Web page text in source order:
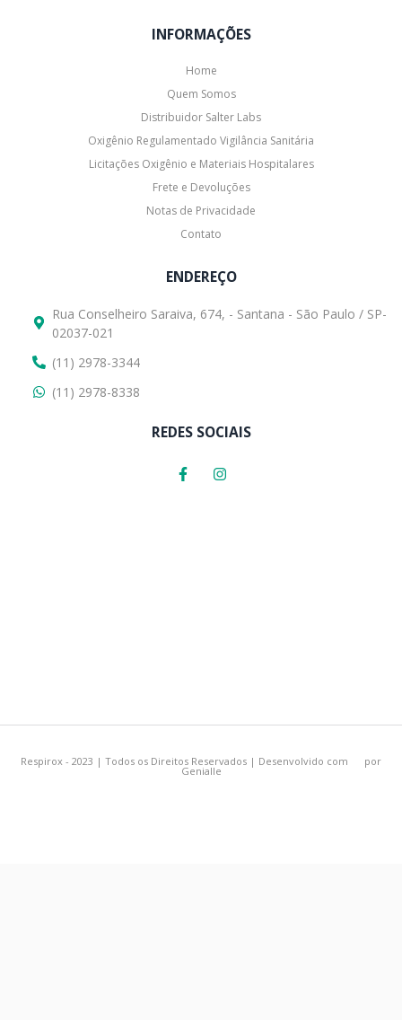
INFORMAÇÕES
Home
Quem Somos
Distribuidor Salter Labs
Oxigênio Regulamentado Vigilância Sanitária
Licitações Oxigênio e Materiais Hospitalares
Frete e Devoluções
Notas de Privacidade
Contato
ENDEREÇO
Rua Conselheiro Saraiva, 674, - Santana - São Paulo / SP-
02037-021
(11) 2978-3344
(11) 2978-8338
REDES SOCIAIS
Respirox - 2023 | Todos os Direitos Reservados | Desenvolvido com por
Genialle